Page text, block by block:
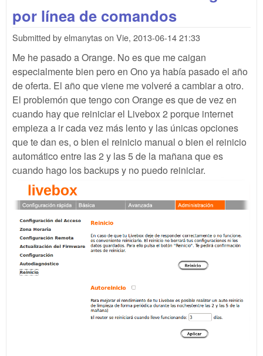
por línea de comandos
Submitted byelmanytason Vie, 2013-06-14 21:33
Me he pasado a Orange. No es que me caigan
especialmente bien pero en Ono ya había pasado el año
de oferta. El año que viene me volveré a cambiar a otro.
El problemón que tengo con Orange es que de vez en
cuando hay que reiniciar el Livebox 2 porque internet
empieza a ir cada vez más lento y las únicas opciones
que te dan es, o bien el reinicio manual o bien el reinicio
automático entre las 2 y las 5 de la mañana que es
cuando hago los backups y no puedo reiniciar.